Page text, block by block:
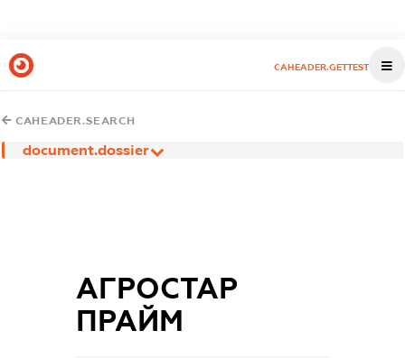
CAHEADER.GETTEST
CAHEADER.SEARCH
document.dossier
АГРОСТАР
ПРАЙМ